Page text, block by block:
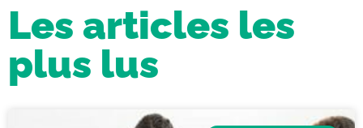
Les articles les
plus lus